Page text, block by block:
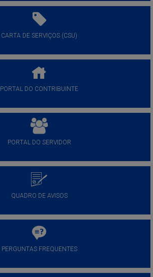
CARTA DE SERVIÇOS (CSU)
PORTAL DO CONTRIBUINTE
PORTAL DO SERVIDOR
QUADRO DE AVISOS
PERGUNTAS FREQUENTES